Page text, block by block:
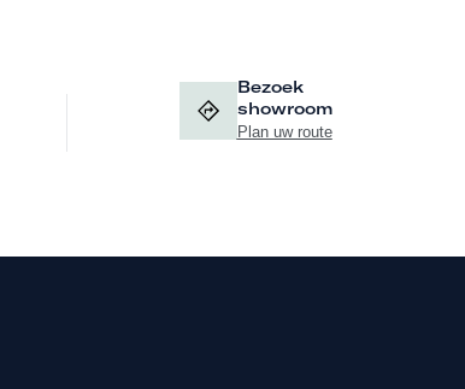
Bezoek
showroom
Plan uw route